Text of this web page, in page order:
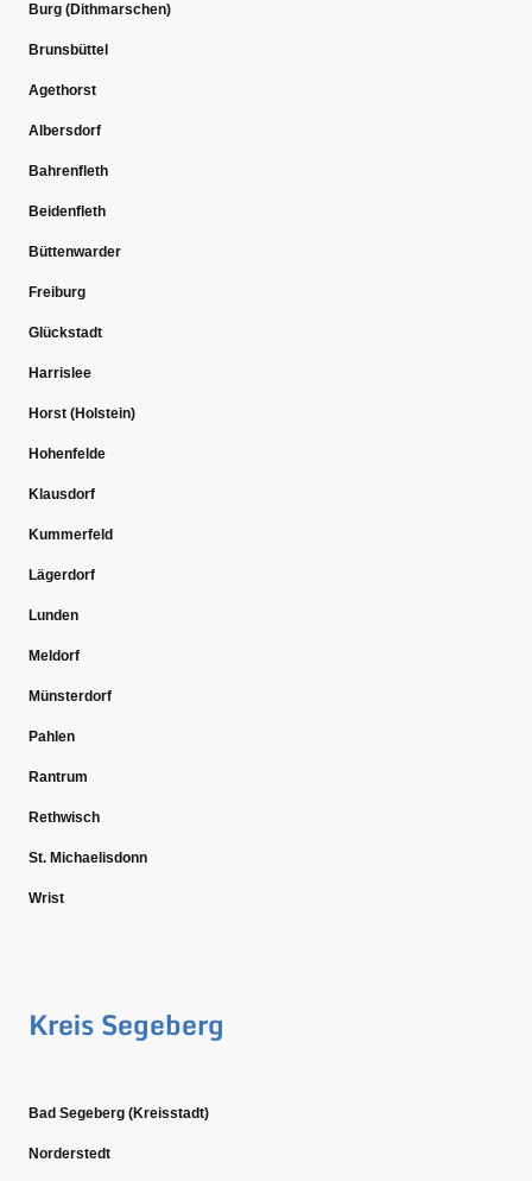
Burg (Dithmarschen)
Brunsbüttel
Agethorst
Albersdorf
Bahrenfleth
Beidenfleth
Büttenwarder
Freiburg
Glückstadt
Harrislee
Horst (Holstein)
Hohenfelde
Klausdorf
Kummerfeld
Lägerdorf
Lunden
Meldorf
Münsterdorf
Pahlen
Rantrum
Rethwisch
St. Michaelisdonn
Wrist
Kreis Segeberg
Bad Segeberg (Kreisstadt)
Norderstedt